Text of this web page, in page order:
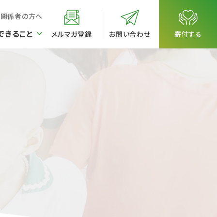
係者の方へ
きること メルマガ登録 お問い合わせ 寄付する